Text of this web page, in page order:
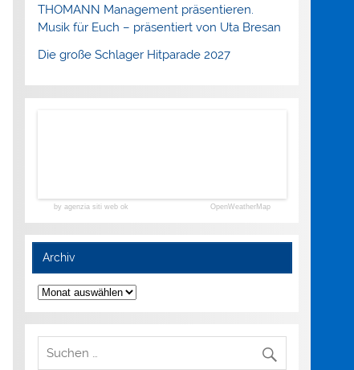
THOMANN Management präsentieren.
Musik für Euch – präsentiert von Uta Bresan
Die große Schlager Hitparade 2027
by agenzia siti web ok OpenWeatherMap
Archiv
Archiv